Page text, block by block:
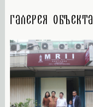
Галерея объекта